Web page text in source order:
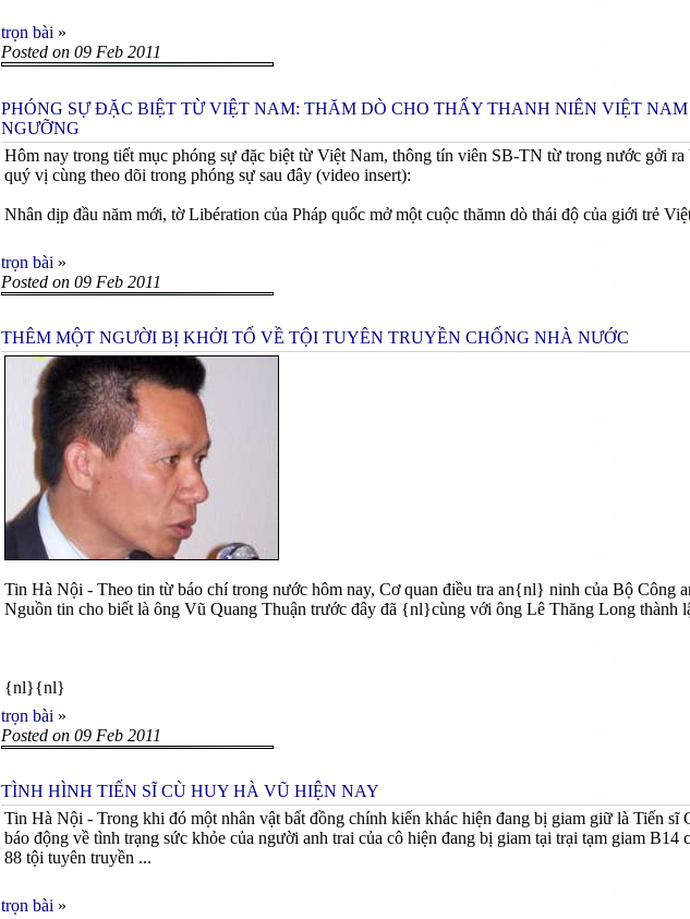
trọn bài »
Posted on 09 Feb 2011
PHÓNG SỰ ĐẶC BIỆT TỪ VIỆT NAM: THĂM DÒ CHO THẤY THANH NIÊN VIỆT
NGƯỠNG
Hôm nay trong tiết mục phóng sự đặc biệt từ Việt Nam, thông tín viên SB-TN từ trong nước gởi
quý vị cùng theo dõi trong phóng sự sau đây (video insert):
Nhân dịp đầu năm mới, tờ Libération của Pháp quốc mở một cuộc thămn dò thái độ của giới trẻ
trọn bài »
Posted on 09 Feb 2011
THÊM MỘT NGƯỜI BỊ KHỞI TỐ VỀ TỘI TUYÊN TRUYỀN CHỐNG NHÀ NƯỚC
Tin Hà Nội - Theo tin từ báo chí trong nước hôm nay, Cơ quan điều tra an{nl} ninh của Bộ
Nguồn tin cho biết là ông Vũ Quang Thuận trước đây đã {nl}cùng với ông Lê Thăng Long thành
{nl}{nl}
trọn bài »
Posted on 09 Feb 2011
TÌNH HÌNH TIẾN SĨ CÙ HUY HÀ VŨ HIỆN NAY
Tin Hà Nội - Trong khi đó một nhân vật bất đồng chính kiến khác hiện đang bị giam giữ là Tiến
báo động về tình trạng sức khỏe của người anh trai của cô hiện đang bị giam tại trại tạm giam
88 tội tuyên truyền ...
trọn bài »